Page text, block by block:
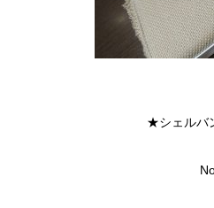
★シェルバ